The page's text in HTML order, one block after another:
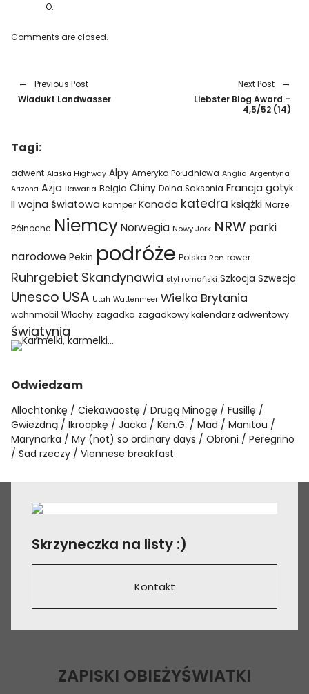
O.
Comments are closed.
Previous Post
Wiadukt Landwasser
Next Post
Liebster Blog Award –
4,5/52 (14)
Tagi:
adwent Alaska Highway Alpy Ameryka Południowa Anglia Argentyna
Arizona Azja Bawaria Belgia Chiny Dolna Saksonia Francja gotyk
II wojna światowa kamper Kanada katedra książki Morze
Północne Niemcy Norwegia Nowy Jork NRW parki
narodowe Pekin podróże Polska Ren rower
Ruhrgebiet Skandynawia styl romański Szkocja Szwecja
Unesco USA Utah Wattenmeer Wielka Brytania
wohnmobil Włochy zagadka zagadkowy kalendarz adwentowy
świątynia
Odwiedzam
Allochtonkę Ciekawaostę Drugą Minogę
Fusillę
Gwiezdną
Ikroopkę Jacka Ken.G. Mad
Manitou
Marynarka
My (not) so ordinary days Obroni
Peregrino
Sad rzeczy
Viennese breakfast
Skrzyneczka na listy :)
Kontakt
ZAPISKI OBIEŻYŚWIATKI